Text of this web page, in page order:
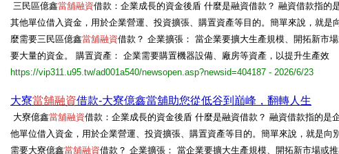
三民區億鑫當舖融資借款：企業成長的資金後盾 什麼是融資借款？ 融資借款指的
其他單位借入資金，用於企業營運、投資擴張、購置資產等目的。簡單來說，就是
麼需要三民區億鑫當舖融資借款？ 企業擴張： 當企業要擴大生產規模、開拓新市
要大量的資金。 購置資產： 企業需要購置機器設備、廠房等資產，以提升生產效
https://vip311.u95.tw/ad001a540/newsopen.asp?newsid=404187 - 2026/6/23
大寮當舖融資借款-大寮億鑫當舖助您從低谷到巔峰，翻轉人生
大寮億鑫當舖融資借款：企業成長的資金後盾 什麼是融資借款？ 融資借款指的是
他單位借入資金，用於企業營運、投資擴張、購置資產等目的。簡單來說，就是向
需要大寮億鑫當舖融資借款？ 企業擴張： 當企業要擴大生產規模、開拓新市場或